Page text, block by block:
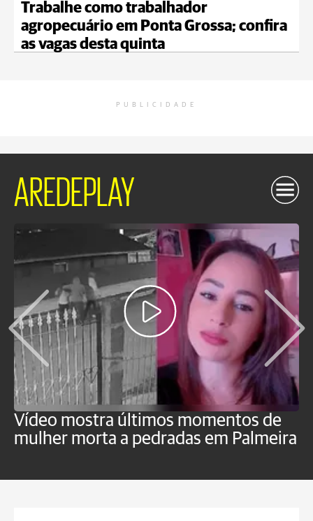
Trabalhe como trabalhador
agropecuário em Ponta Grossa; confira
as vagas desta quinta
PUBLICIDADE
AREDEPLAY
Vídeo mostra últimos momentos de
mulher morta a pedradas em Palmeira